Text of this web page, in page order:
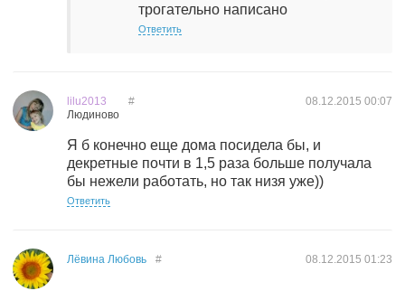
трогательно написано
Ответить
lilu2013
Людиново
08.12.2015 00:07
#
Я б конечно еще дома посидела бы, и
декретные почти в 1,5 раза больше получала
бы нежели работать, но так низя уже))
Ответить
Лёвина Любовь 08.12.2015 01:23
#